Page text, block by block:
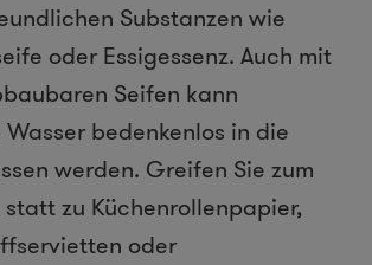
Substanzen wie
oder Essigessenz. Auch mit
Seifen kann
bedenkenlos in die
werden. Greifen Sie zum
statt zu Küchenrollenpapier,
oder